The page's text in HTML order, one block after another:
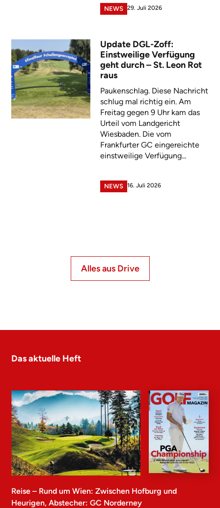
NEWS 29. Juli 2026
Update DGL-Zoff:
Einstweilige Verfügung
geht durch – St. Leon Rot
raus
Paukenschlag. Diese Nachricht
schlug mal richtig ein. Am
Freitag gegen 9 Uhr kam das
Urteil vom Landgericht
Wiesbaden. Die vom
Frankfurter GC eingereichte
einstweilige Verfügung...
NEWS 16. Juli 2026
Alles aus Drive
Das aktuelle Heft
Reise – Rund um Wien: Zwischen Hofburg und
Heurigen, Abstecher: GC Norderney